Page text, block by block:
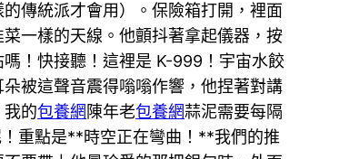
傳統派才會用）。保險箱打開，裡面
一樣的天線。他顫抖著拿起儀器，按
！快接聽！這裡是 K-999！宇宙水餃
被這聲音震得嗡嗡作響，他捏著對講
我的包養網 陳年老包養網蒜泥需要每隔
重點是**時空正在彎曲！**我們的推